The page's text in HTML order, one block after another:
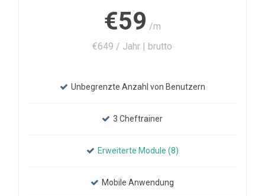
€59 /m
€649 / Jahr | brutto
Unbegrenzte Anzahl von Benutzern
3 Cheftrainer
Erweiterte Module (8)
Mobile Anwendung